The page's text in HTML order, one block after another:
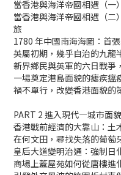
當香港與海洋帝國相遇（一
當香港與海洋帝國相遇（二
旅
1780 年中國南海海圖：首
英屬初期，幾乎自治的九龍
新界鄉民與英軍的六日戰爭
一場奠定港島面貌的瘧疾瘟
禍不單行，改變香港面貌的
PART 2 進入現代—城市面
香港戰前經濟的大靠山：土
在何文田，尋找失落的葡萄
皇后大道變明治通：強制日
商場上蓋屋苑如何從唐樓進